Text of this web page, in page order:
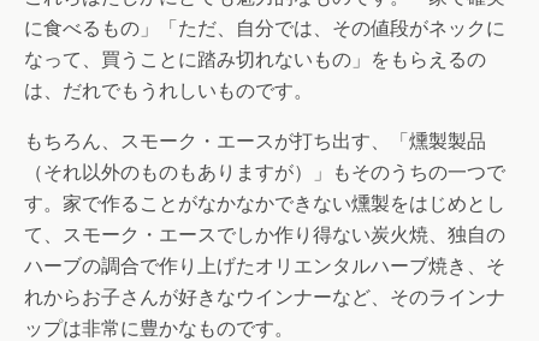
に食べるもの」「ただ、自分では、その値段がネックに
なって、買うことに踏み切れないもの」をもらえるの
は、だれでもうれしいものです。
もちろん、スモーク・エースが打ち出す、「燻製製品
（それ以外のものもありますが）」もそのうちの一つで
す。家で作ることがなかなかできない燻製をはじめとし
て、スモーク・エースでしか作り得ない炭火焼、独自の
ハーブの調合で作り上げたオリエンタルハーブ焼き、そ
れからお子さんが好きなウインナーなど、そのラインナ
ップは非常に豊かなものです。